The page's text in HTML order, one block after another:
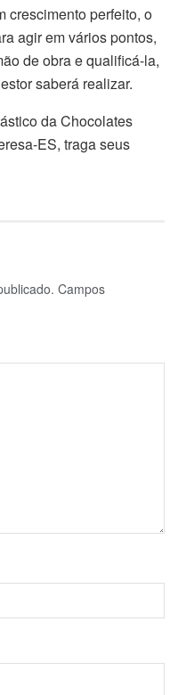
crescimento perfeito, o
agir em vários pontos,
de obra e qualificá-la,
saberá realizar.
da Chocolates
ES, traga seus
Campos